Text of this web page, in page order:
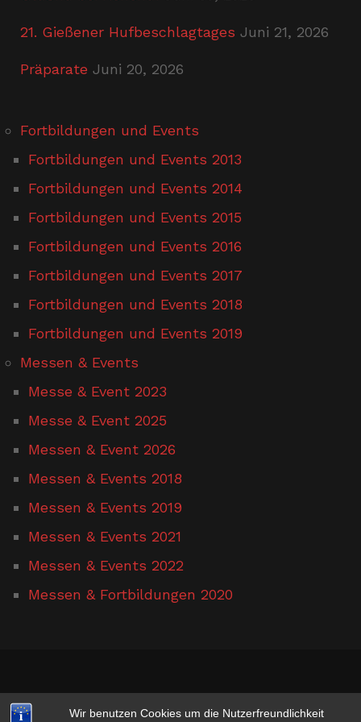
Wir benutzen Cookies um die Nutzerfreundlichkeit
21. Gießener Hufbeschlagtages Juni 21, 2026
Präparate Juni 20, 2026
Fortbildungen und Events
Fortbildungen und Events 2013
Fortbildungen und Events 2014
Fortbildungen und Events 2015
Fortbildungen und Events 2016
Fortbildungen und Events 2017
Fortbildungen und Events 2018
Fortbildungen und Events 2019
Messen & Events
Messe & Event 2023
Messe & Event 2025
Messen & Event 2026
Messen & Events 2018
Messen & Events 2019
Messen & Events 2021
Messen & Events 2022
Messen & Fortbildungen 2020
www.hufschmied-gerusel.de